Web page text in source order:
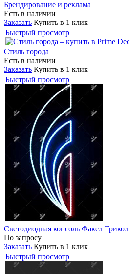
Брендирование и реклама
Есть в наличии
Заказать Купить в 1 клик
Быстрый просмотр
Стиль города
Есть в наличии
Заказать Купить в 1 клик
Быстрый просмотр
Светодиодная консоль Факел
По запросу
Заказать Купить в 1 клик
Быстрый просмотр